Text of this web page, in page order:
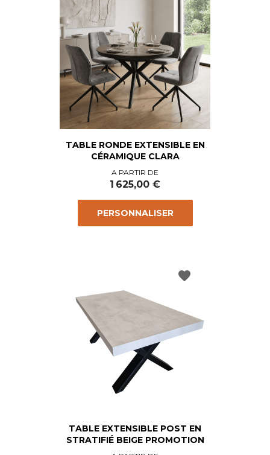
TABLE RONDE EXTENSIBLE EN
CÉRAMIQUE CLARA
Prix
A PARTIR DE
1 625,00 €
PERSONNALISER
TABLE EXTENSIBLE POST EN
STRATIFIÉ BEIGE PROMOTION
favorite